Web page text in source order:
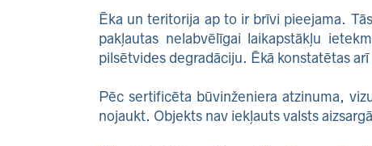
Ēka un teritorija ap to ir brīvi pieejama.
pakļautas nelabvēlīgai laikapstākļu
pilsētvides degradāciju. Ēkā konstatētas
Pēc sertificēta būvinženiera atzinuma,
nojaukt. Objekts nav iekļauts valsts